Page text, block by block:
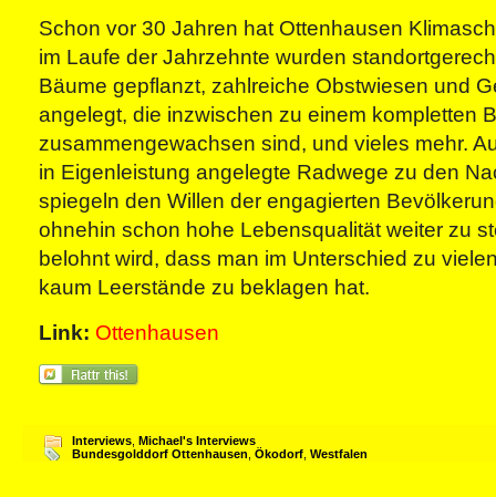
Schon vor 30 Jahren hat Ottenhausen
im Laufe der Jahrzehnte wurden
Bäume gepflanzt, zahlreiche Obstwiesen und
angelegt, die inzwischen zu einem kompletten
zusammengewachsen sind, und vieles mehr.
in Eigenleistung angelegte Radwege zu den
spiegeln den Willen der engagierten
ohnehin schon hohe Lebensqualität weiter zu
belohnt wird, dass man im Unterschied zu
kaum Leerstände zu beklagen hat.
Link: Ottenhausen
Interviews Michael's Interviews
Bundesgolddorf Ottenhausen Ökodorf Westfalen